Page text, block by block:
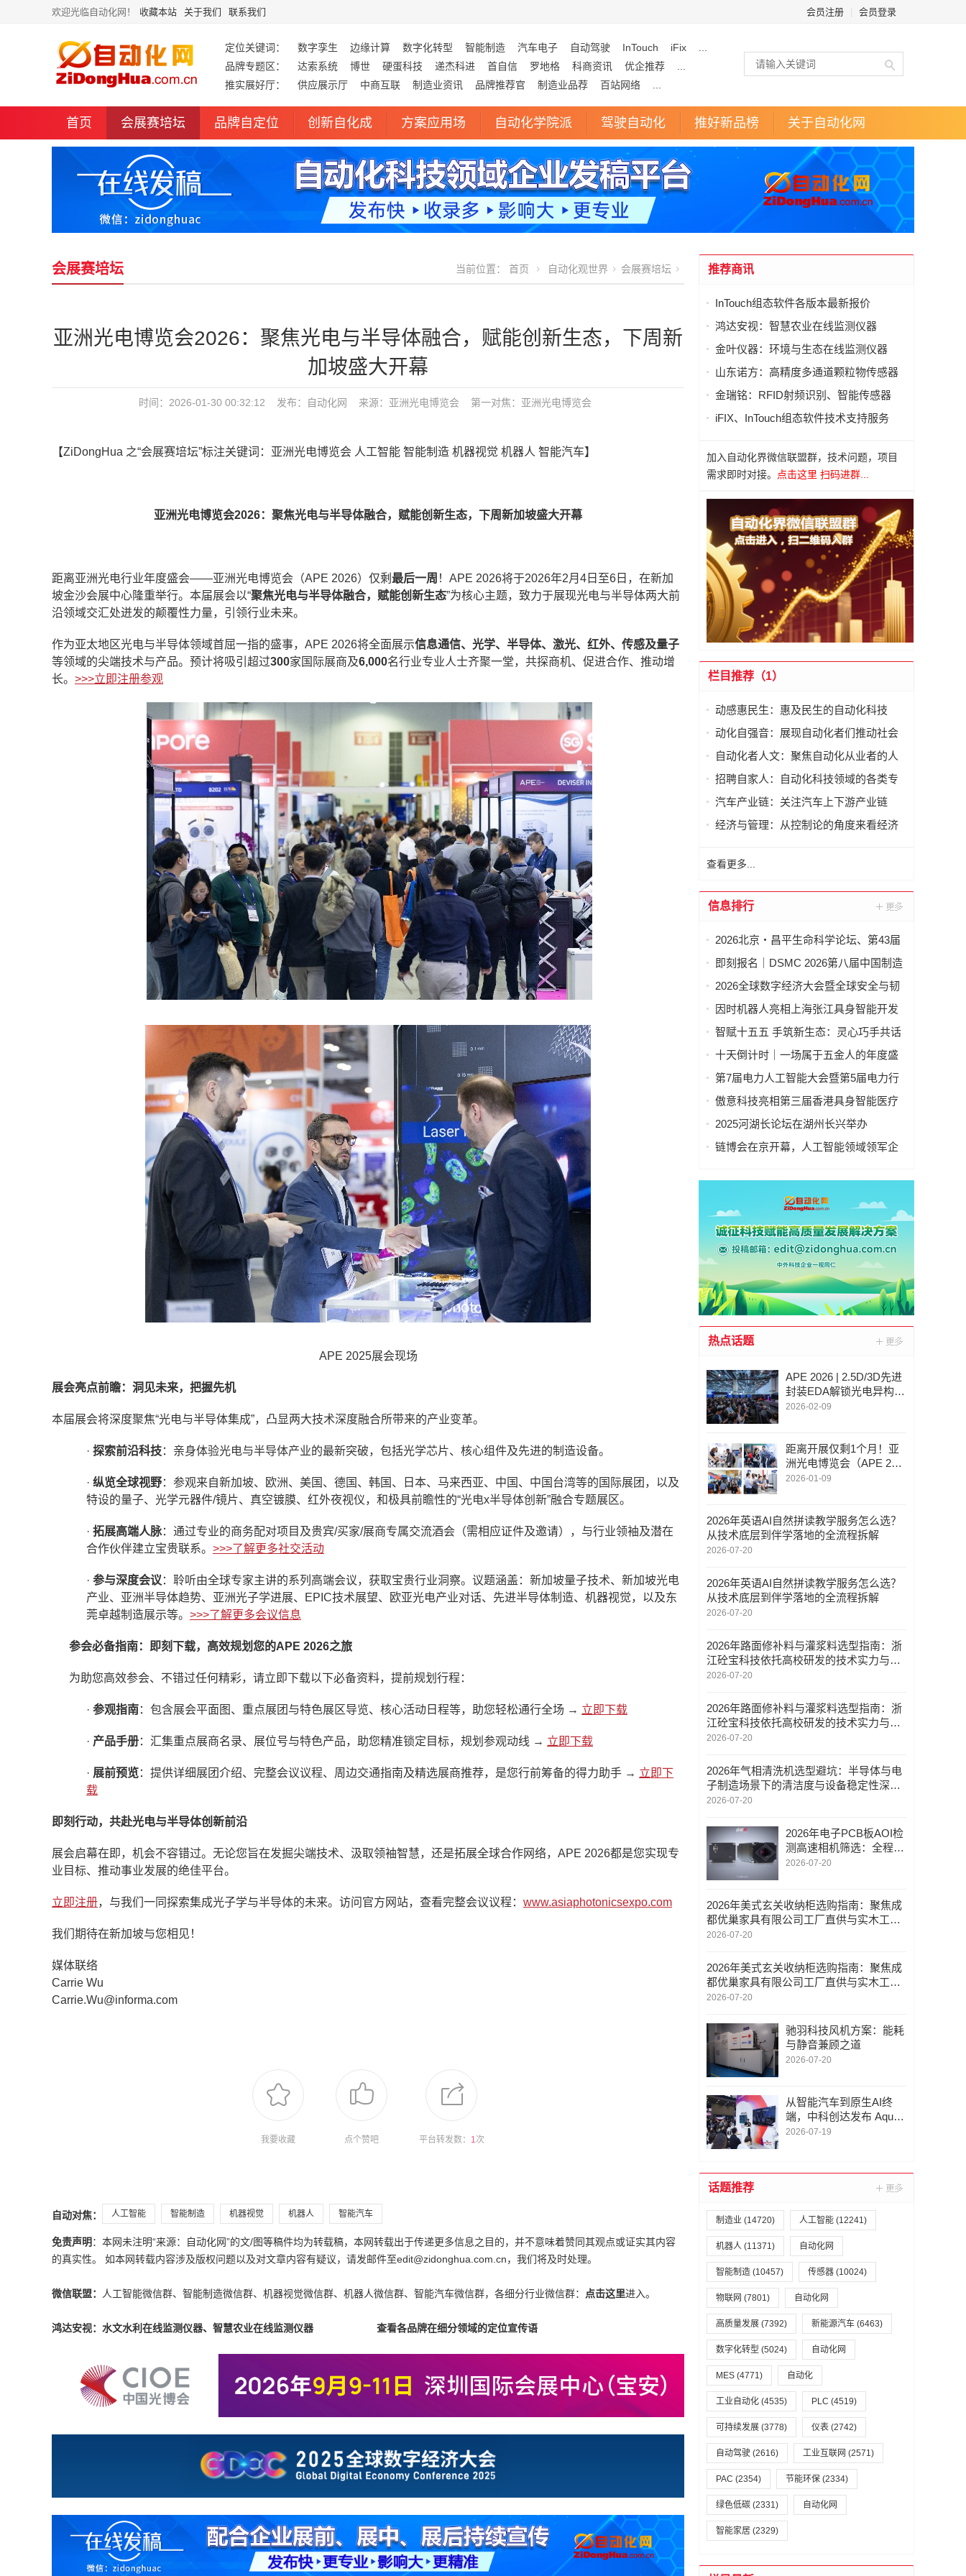
欢迎光临自动化网！ 收藏本站 关于我们 联系我们 会员注册 会员登录
定位关键词： 数字孪生 边缘计算 数字化转型 智能制造 汽车电子 自动驾驶 InTouch iFix
品牌专题区：
达索系统 博世 硬蛋科技 递杰科进 首自信 罗地格 科商资讯 优企推荐
推实展好厅：
供应展示厅 中商互联 制造业资讯 品牌推荐官 制造业品荐 百站网络
首页 会展赛培坛 品牌自定位 创新自化成 方案应用场 自动化学院派 驾驶自动化 推好新品榜 关于自动化网
会展赛培坛 当前位置： 首页 自动化观世界 会展赛培坛
亚洲光电博览会2026：聚焦光电与半导体融合，赋能创新生态，下周新
加坡盛大开幕
时间：2026-01-30 00:32:12 发布： 自动化网 来源：亚洲光电博览会 第一对焦： 亚洲光电博览会
【ZiDongHua 之“会展赛培坛”标注关键词：亚洲光电博览会 人工智能 智能制造 机器视觉 机器人 智能汽车】
亚洲光电博览会2026： 聚焦光电与半导体融合，赋能创新生态，下周新加坡盛大开幕
距离亚洲光电行业年度盛会——亚洲光电博览会（APE 2026）仅剩 最后一周 ！APE 2026将于2026年2月4日至6日，在新加
坡金沙会展中心隆重举行。本届展会以“聚焦光电与半导体融合，赋能创新生态”为核心主题，致力于展现光电与半导体两大前
沿领域交汇处迸发的颠覆性力量，引领行业未来。
作为亚太地区光电与半导体领域首屈一指的盛事，APE 2026将全面展示信息通信、光学、半导体、激光、红外、传感及量子
等领域的尖端技术与产品。预计将吸引超过300家国际展商及6,000名行业专业人士齐聚一堂，共探商机、促进合作、推动增
长。 >>>立即注册参观
APE 2025展会现场
展会亮点前瞻：洞见未来，把握先机
本届展会将深度聚焦“光电与半导体集成”，凸显两大技术深度融合所带来的产业变革。
· 探索前沿科技：亲身体验光电与半导体产业的最新突破，包括光学芯片、核心组件及先进的制造设备。
· 纵览全球视野：参观来自新加坡、欧洲、美国、德国、韩国、日本、马来西亚、中国、中国台湾等的国际展团，以及
特设的量子、光学元器件/镜片、真空镀膜、红外夜视仪，和极具前瞻性的“光电x半导体创新”融合专题展区。
· 拓展高端人脉：通过专业的商务配对项目及贵宾/买家/展商专属交流酒会（需相应证件及邀请），与行业领袖及潜在
合作伙伴建立宝贵联系。 >>>了解更多社交活动
· 参与深度会议 ：聆听由全球专家主讲的系列高端会议，获取宝贵行业洞察。议题涵盖：新加坡量子技术、新加坡光电
产业、亚洲半导体趋势、亚洲光子学进展、EPIC技术展望、欧亚光电产业对话、先进半导体制造、机器视觉，以及东
莞卓越制造展示等。 >>>了解更多会议信息
参会必备指南：即刻下载，高效规划您的APE 2026之旅
为助您高效参会、不错过任何精彩，请立即下载以下必备资料，提前规划行程：
· 参观指南：包含展会平面图、重点展团与特色展区导览、核心活动日程等，助您轻松通行全场 → 立即下载
· 产品手册：汇集重点展商名录、展位号与特色产品，助您精准锁定目标，规划参观动线 → 立即下载
· 展前预览：提供详细展团介绍、完整会议议程、周边交通指南及精选展商推荐，是您行前筹备的得力助手 → 立即下
载
即刻行动，共赴光电与半导体创新前沿
展会启幕在即，机会不容错过。无论您旨在发掘尖端技术、汲取领袖智慧，还是拓展全球合作网络，APE 2026都是您实现专
业目标、推动事业发展的绝佳平台。
立即注册，与我们一同探索集成光子学与半导体的未来。访问官方网站，查看完整会议议程： www.asiaphotonicsexpo.com
我们期待在新加坡与您相见！
媒体联络
Carrie Wu
Carrie.Wu@informa.com
我要收藏 点个赞吧 平台转发数： 1次
自动对焦： 人工智能 智能制造 机器视觉 机器人 智能汽车
免责声明 ：本网未注明“来源：自动化网”的文/图等稿件均为转载稿，本网转载出于传递更多信息之目的，并不意味着赞同其观点或证实其内容
的真实性。 如本网转载内容涉及版权问题以及对文章内容有疑议，请发邮件至edit@zidonghua.com.cn，我们将及时处理。
微信联盟： 人工智能微信群、智能制造微信群、机器视觉微信群、机器人微信群、智能汽车微信群，各细分行业微信群： 点击这里进入。
鸿达安视：水文水利在线监测仪器、智慧农业在线监测仪器 查看各品牌在细分领域的定位宣传语
推荐商讯
InTouch组态软件各版本最新报价
鸿达安视：智慧农业在线监测仪器
金叶仪器：环境与生态在线监测仪器
山东诺方：高精度多通道颗粒物传感器
金瑞铭：RFID射频识别、智能传感器
iFIX、InTouch组态软件技术支持服务
加入自动化界微信联盟群，技术问题，项目
需求即时对接。
点击这里 扫码进群...
栏目推荐（1）
动感惠民生：惠及民生的自动化科技
动化自强音：展现自动化者们推动社会
进步发出的响亮声音
自动化者人文：聚焦自动化从业者的人
文思考
招聘自家人：自动化科技领域的各类专
家及人才需求资讯
汽车产业链：关注汽车上下游产业链
经济与管理：从控制论的角度来看经济
查看更多...
信息排行
2026北京・昌平生命科学论坛、第43届
全国医药工业信息年会在京开幕
即刻报名｜DSMC 2026第八届中国制造
业&新能源数智峰会全新启程！
2026全球数字经济大会暨全球安全与韧
性经济AI论坛在京隆重召开
因时机器人亮相上海张江具身智能开发
者大会
智赋十五五 手筑新生态：灵心巧手共话
具身智能新基建
十天倒计时｜一场属于五金人的年度盛
会，即将启幕！
第7届电力人工智能大会暨第5届电力行
业数字化转型大会，10月相约杭州！
傲意科技亮相第三届香港具身智能医疗
科技论坛，共同探讨医疗科技企业出海
2025河湖长论坛在湖州长兴举办
链博会在京开幕，人工智能领域领军企
热点话题
APE 2026 | 2.5D/3D先进
封装EDA解锁光电异构集
成未来，构建海内外协同
2026-02-09
距离开展仅剩1个月！亚
洲光电博览会（APE 202
6）开启光电半导体融合
2026-01-09
2026年英语AI自然拼读教学服务怎么选？
从技术底层到伴学落地的全流程拆解
2026-07-20
2026年英语AI自然拼读教学服务怎么选？
从技术底层到伴学落地的全流程拆解
2026-07-20
2026年路面修补料与灌浆料选型指南：浙
江砼宝科技依托高校研发的技术实力与工
程应用解析
2026-07-20
2026年路面修补料与灌浆料选型指南：浙
江砼宝科技依托高校研发的技术实力与工
程应用解析
2026-07-20
2026年气相清洗机选型避坑：半导体与电
子制造场景下的清洁度与设备稳定性深度
解析
2026-07-20
2026年电子PCB板AOI检
测高速相机筛选：全程技
术陪跑服务模式解析
2026-07-20
2026年美式玄关收纳柜选购指南：聚焦成
都优巢家具有限公司工厂直供与实木工艺
解析
2026-07-20
2026年美式玄关收纳柜选购指南：聚焦成
都优巢家具有限公司工厂直供与实木工艺
解析
2026-07-20
驰羽科技风机方案：能耗
与静音兼顾之道
2026-07-20
从智能汽车到原生AI终
端，中科创达发布 Aqua
Claw for IoT，打造面向
2026-07-19
话题推荐
制造业 (14720) 人工智能 (12241)
机器人 (11371) 自动化网
智能制造 (10457) 传感器 (10024)
物联网 (7801) 自动化网
高质量发展 (7392) 新能源汽车 (6463)
数字化转型 (5024) 自动化网
MES (4771) 自动化
工业自动化 (4535) PLC (4519)
可持续发展 (3778) 仪表 (2742)
自动驾驶 (2616) 工业互联网 (2571)
PAC (2354) 节能环保 (2334)
绿色低碳 (2331) 自动化网
智能家居 (2329)